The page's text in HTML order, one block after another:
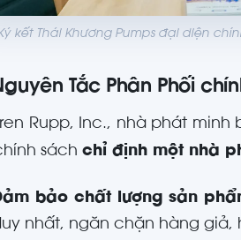
kết Thái Khương Pumps đại diện
Tắc Phân Phối
Rupp, Inc., nhà phát
sách chỉ định một nhà
bảo chất lượng sản
nhất, ngăn chặn hàng giả,